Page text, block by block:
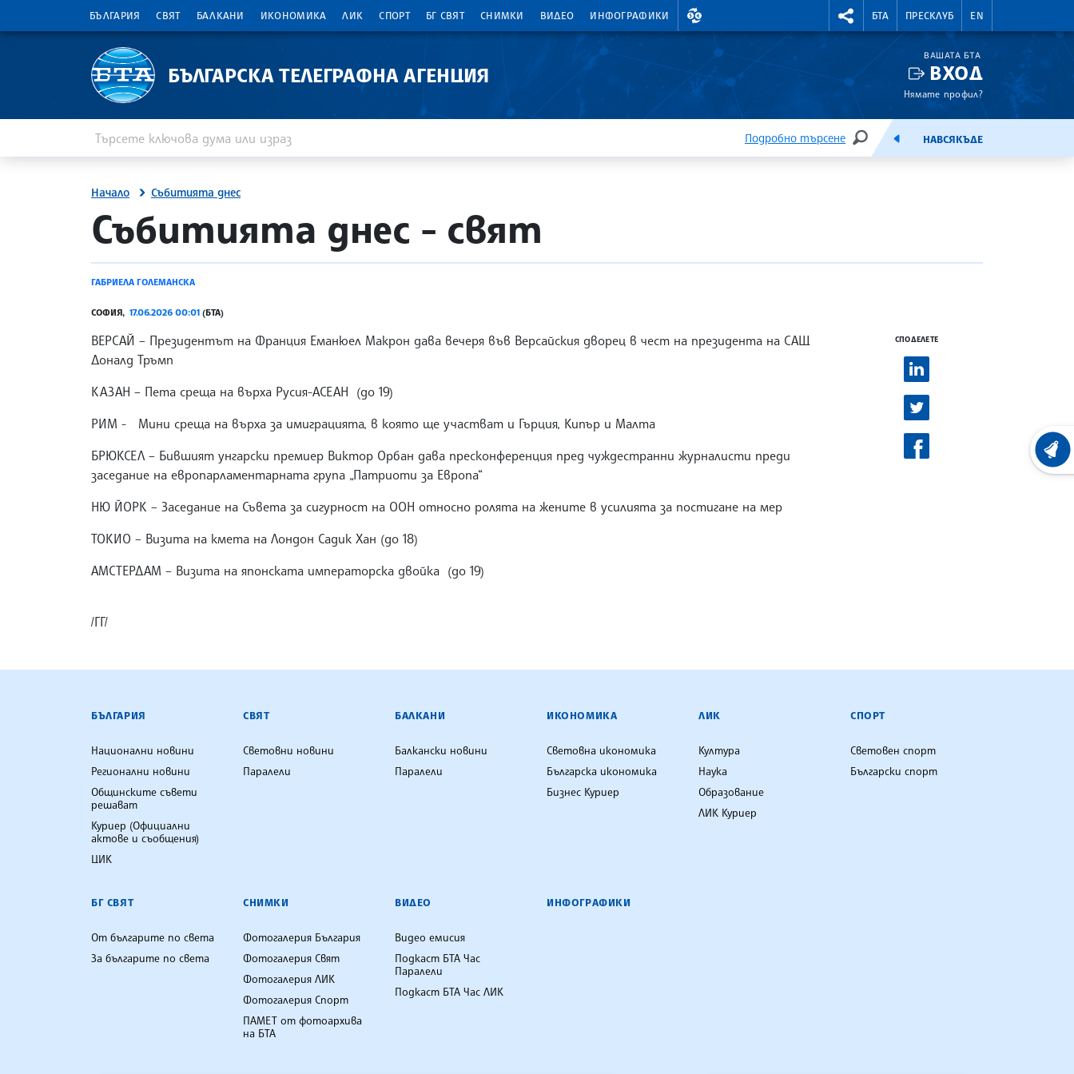
БЪЛГАРИЯ СВЯТ БАЛКАНИ ИКОНОМИКА ЛИК СПОРТ БГ СВЯТ СНИМКИ ВИДЕО ИНФОГРАФИКИ
ВАЛУТНИ КУРСОВЕ RIGHTMENU.SOCIAL
БТА ПРЕСКЛУБ EN
БЪЛГАРСКА ТЕЛЕГРАФНА АГЕНЦИЯ
ВАШАТА БТА
ВХОД
Нямате профил?
Подробно търсене
ТЪРСЕНЕЕМИСИЯНАВСЯКЪДЕ
Начало Събитията днес
site.bta
Събитията днес - свят
ГАБРИЕЛА ГОЛЕМАНСКА
СОФИЯ, 17.06.2026 00:01 (БТА)
ВЕРСАЙ – Президентът на Франция Еманюел Макрон дава вечеря във Версайския дворец в чест на президента на САЩ
Доналд Тръмп
КАЗАН – Пета среща на върха Русия-АСЕАН (до 19)
РИМ - Мини среща на върха за имиграцията, в която ще участват и Гърция, Кипър и Малта
БРЮКСЕЛ – Бившият унгарски премиер Виктор Орбан дава пресконференция пред чуждестранни журналисти преди
заседание на европарламентарната група „Патриоти за Европа“
НЮ ЙОРК – Заседание на Съвета за сигурност на ООН относно ролята на жените в усилията за постигане на мер
ТОКИО – Визита на кмета на Лондон Садик Хан (до 18)
АМСТЕРДАМ – Визита на японската императорска двойка (до 19)
/ГГ/
СПОДЕЛЕТЕ
БЪЛГАРСКА ТЕЛЕГРАФНА АГЕНЦИЯ
БЪЛГАРИЯ
Национални новини
Регионални новини
Общинските съвети
решават
Куриер (Официални
актове и съобщения)
ЦИК
СВЯТ
Световни новини
Паралели
БАЛКАНИ
Балкански новини
Паралели
ИКОНОМИКА
Световна икономика
Българска икономика
Бизнес Куриер
ЛИК
Култура
Наука
Образование
ЛИК Куриер
СПОРТ
Световен спорт
Български спорт
БГ СВЯТ
От българите по света
За българите по света
СНИМКИ
Фотогалерия България
Фотогалерия Свят
Фотогалерия ЛИК
Фотогалерия Спорт
ПАМЕТ от фотоархива
на БТА
ВИДЕО
Видео емисия
Подкаст БТА Час
Паралели
Подкаст БТА Час ЛИК
ИНФОГРАФИКИ